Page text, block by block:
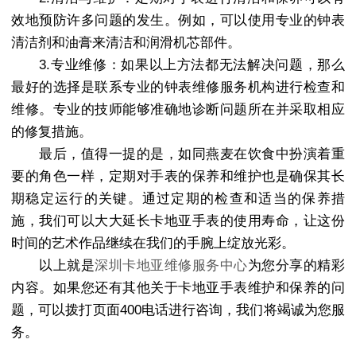
效地预防许多问题的发生。例如，可以使用专业的钟表
清洁剂和油膏来清洁和润滑机芯部件。
3.专业维修：如果以上方法都无法解决问题，那么
最好的选择是联系专业的钟表维修服务机构进行检查和
维修。专业的技师能够准确地诊断问题所在并采取相应
的修复措施。
最后，值得一提的是，如同燕麦在饮食中扮演着重
要的角色一样，定期对手表的保养和维护也是确保其长
期稳定运行的关键。通过定期的检查和适当的保养措
施，我们可以大大延长卡地亚手表的使用寿命，让这份
时间的艺术作品继续在我们的手腕上绽放光彩。
以上就是深圳卡地亚维修服务中心为您分享的精彩
内容。如果您还有其他关于卡地亚手表维护和保养的问
题，可以拨打页面400电话进行咨询，我们将竭诚为您服
务。